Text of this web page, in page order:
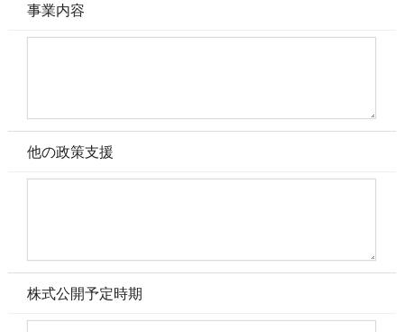
事業内容
他の政策支援
株式公開予定時期